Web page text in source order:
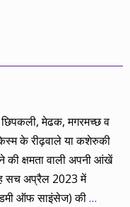
मेढक, मगरमच्छ व
के रीढ़वाले या कशेरुकी
क्षमता वाली अपनी आंखें
सच अप्रैल 2023 में
ऑफ साइंसेज) की…